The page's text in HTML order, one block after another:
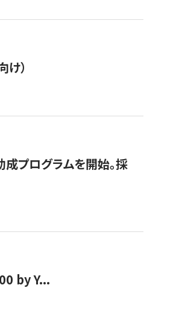
）
プログラムを開始。採
by Y...